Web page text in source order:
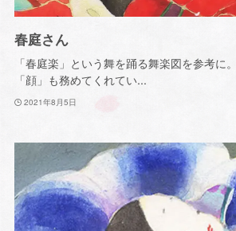
春庭さん
「春庭楽」という舞を踊る舞楽図を参考に
「顔」も務めてくれてい...
2021年8月5日